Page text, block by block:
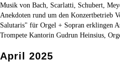
Musik von Bach, Scarlatti, Schubert,
Anekdoten rund um den Konzertbetrieb
Salutaris" für Orgel + Sopran erklingen
Trompete Kantorin Gudrun Heinsius,
April 2025